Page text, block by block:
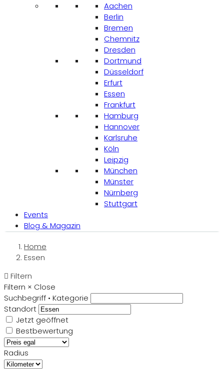
Aachen
Berlin
Bremen
Chemnitz
Dresden
Dortmund
Düsseldorf
Erfurt
Essen
Frankfurt
Hamburg
Hannover
Karlsruhe
Köln
Leipzig
München
Münster
Nürnberg
Stuttgart
Events
Blog & Magazin
Home
Essen
Filtern
Filtern × Close
Suchbegriff • Kategorie
Standort
Jetzt geöffnet
Bestbewertung
Radius